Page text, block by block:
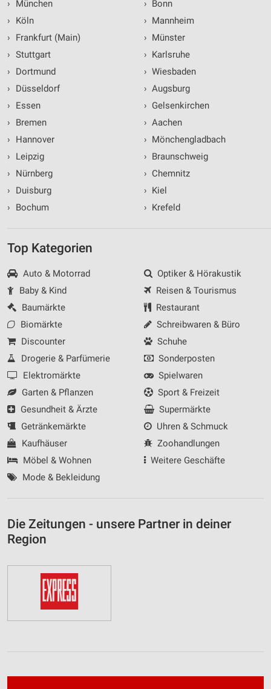
›
München
›
Köln
›
Frankfurt (Main)
› Stuttgart
›
Dortmund
›
Düsseldorf
›
Essen
›
Bremen
›
Hannover
›
Leipzig
›
Nürnberg
›
Duisburg
›
Bochum
› Bonn
› Mannheim
› Münster
› Karlsruhe
› Wiesbaden
› Augsburg
› Gelsenkirchen
› Aachen
› Mönchengladbach
› Braunschweig
› Chemnitz
› Kiel
› Krefeld
Top Kategorien
Auto & Motorrad
Baby & Kind
Baumärkte
Biomärkte
Discounter
Drogerie & Parfümerie
Elektromärkte
Garten & Pflanzen
Gesundheit & Ärzte
Getränkemärkte
Kaufhäuser
Möbel & Wohnen
Mode & Bekleidung
Optiker & Hörakustik
Reisen & Tourismus
Restaurant
Schreibwaren & Büro
Schuhe
Sonderposten
Spielwaren
Sport & Freizeit
Supermärkte
Uhren & Schmuck
Zoohandlungen
Weitere Geschäfte
Die Zeitungen - unsere Partner in deiner
Region